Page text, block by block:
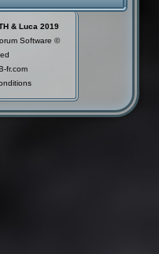
& Luca 2019
Software ©
fr.com